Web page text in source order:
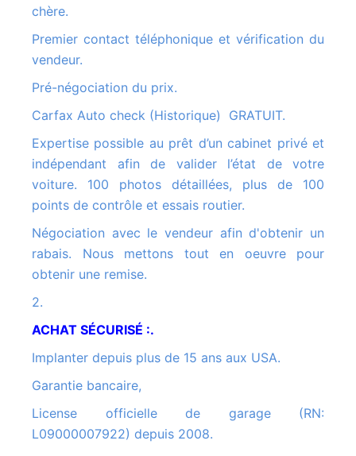
chère.
Premier contact téléphonique et vérification du
vendeur.
Pré-négociation du prix.
Carfax Auto check (Historique) GRATUIT.
Expertise possible au prêt d’un cabinet privé et
indépendant afin de valider l’état de votre
voiture. 100 photos détaillées, plus de 100
points de contrôle et essais routier.
Négociation avec le vendeur afin d'obtenir un
rabais. Nous mettons tout en oeuvre pour
obtenir une remise.
2.
ACHAT SÉCURISÉ :.
Implanter depuis plus de 15 ans aux USA.
Garantie bancaire,
License officielle de garage (RN:
L09000007922) depuis 2008.